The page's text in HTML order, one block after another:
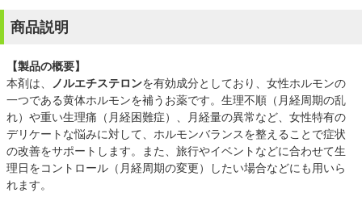
商品説明
【製品の概要】
本剤は、 ノルエチステロンを有効成分としており、女性ホルモンの
一つである黄体ホルモンを補うお薬です。生理不順（月経周期の乱
れ）や重い生理痛（月経困難症）、月経量の異常など、女性特有の
デリケートな悩みに対して、ホルモンバランスを整えることで症状
の改善をサポートします。また、旅行やイベントなどに合わせて生
理日をコントロール（月経周期の変更）したい場合などにも用いら
れます。